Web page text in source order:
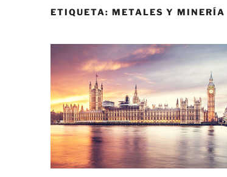
ETIQUETA: METALES Y MINERÍA